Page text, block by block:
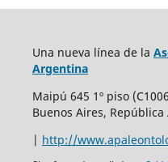
Una nueva línea de la
Argentina
Maipú 645 1º piso
Buenos Aires,
| http://